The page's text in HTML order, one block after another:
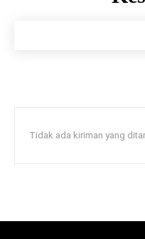
Tidak ada kiriman yang